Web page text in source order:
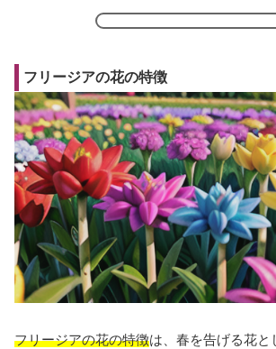
フリージアの花の特徴
フリージアの花の特徴は、春を告げる花と